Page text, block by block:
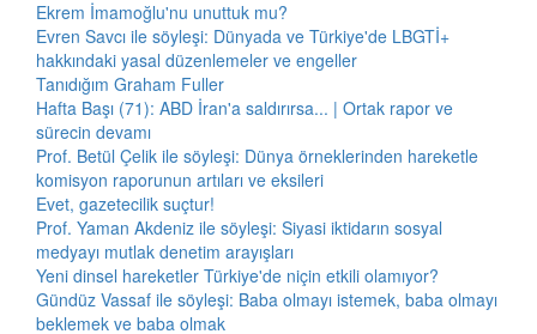
Ekrem İmamoğlu'nu unuttuk mu?
Evren Savcı ile söyleşi: Dünyada ve Türkiye'de LBGTİ+
hakkındaki yasal düzenlemeler ve engeller
Tanıdığım Graham Fuller
Hafta Başı (71): ABD İran'a saldırırsa... | Ortak rapor ve
sürecin devamı
Prof. Betül Çelik ile söyleşi: Dünya örneklerinden hareketle
komisyon raporunun artıları ve eksileri
Evet, gazetecilik suçtur!
Prof. Yaman Akdeniz ile söyleşi: Siyasi iktidarın sosyal
medyayı mutlak denetim arayışları
Yeni dinsel hareketler Türkiye'de niçin etkili olamıyor?
Gündüz Vassaf ile söyleşi: Baba olmayı istemek, baba olmayı
beklemek ve baba olmak